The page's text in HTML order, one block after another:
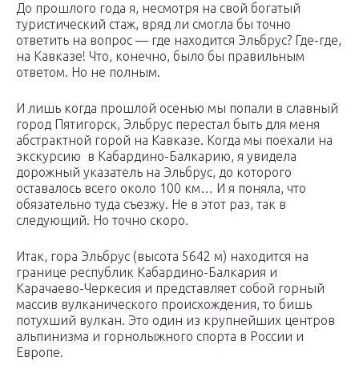
До прошлого года я, несмотря на свой богатый
туристический стаж, вряд ли смогла бы точно
ответить на вопрос — где находится Эльбрус? Где-где,
на Кавказе! Что, конечно, было бы правильным
ответом. Но не полным.
И лишь когда прошлой осенью мы попали в славный
город Пятигорск, Эльбрус перестал быть для меня
абстрактной горой на Кавказе. Когда мы поехали на
экскурсию в Кабардино-Балкарию, я увидела
дорожный указатель на Эльбрус, до которого
оставалось всего около 100 км… И я поняла, что
обязательно туда съезжу. Не в этот раз, так в
следующий. Но точно скоро.
Итак, гора Эльбрус (высота 5642 м) находится на
границе республик Кабардино-Балкария и
Карачаево-Черкесия и представляет собой горный
массив вулканического происхождения, то бишь
потухший вулкан. Это один из крупнейших центров
альпинизма и горнолыжного спорта в России и
Европе.